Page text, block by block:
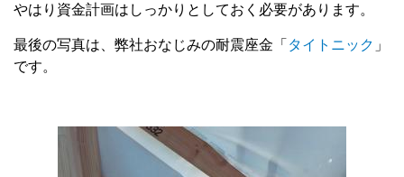
やはり資金計画はしっかりとしておく必要があります。
最後の写真は、弊社おなじみの耐震座金「 タイトニック 」
です。